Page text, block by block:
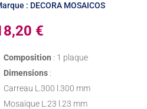
: DECORA MOSAICOS
€
Composition : 1 plaque
Dimensions :
Carreau L.300 l.300 mm
Mosaïque L.23 l.23 mm